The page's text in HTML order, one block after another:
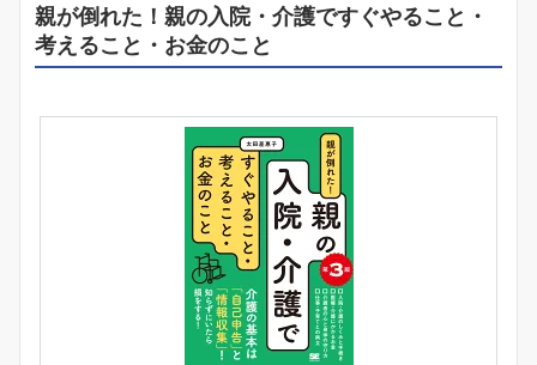
親が倒れた！親の入院・介護ですぐやること・
考えること・お金のこと